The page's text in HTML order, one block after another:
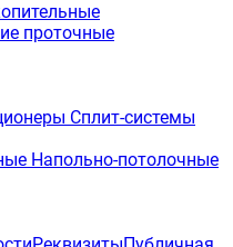
проточные
Сплит-системы
Напольно-потолочные